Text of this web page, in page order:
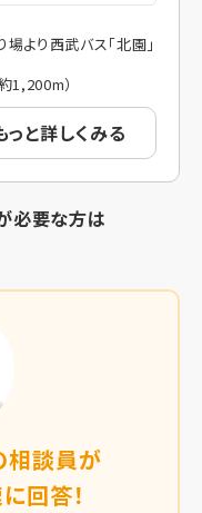
より西武バス「北園」
1,200m）
っと詳しくみる
必要な方は
相談員が
回答！